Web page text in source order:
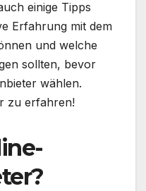
einige Tipps
Erfahrung mit dem
und welche
sollten, bevor
wählen.
zu erfahren!